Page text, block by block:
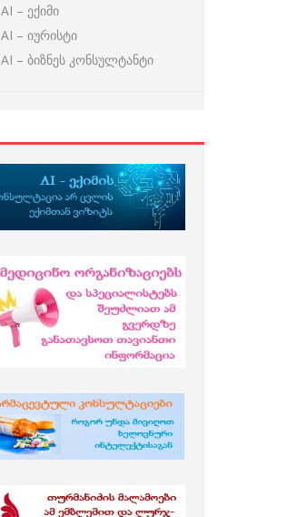
AI – ექიმი
AI – იურისტი
AI – ბიზნეს კონსულტანტი